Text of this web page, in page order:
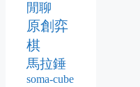
閒聊
原創弈
棋
馬拉錘
soma-cube